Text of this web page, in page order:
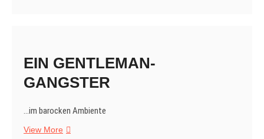
EIN GENTLEMAN-
GANGSTER
…im barocken Ambiente
View MoreEIN